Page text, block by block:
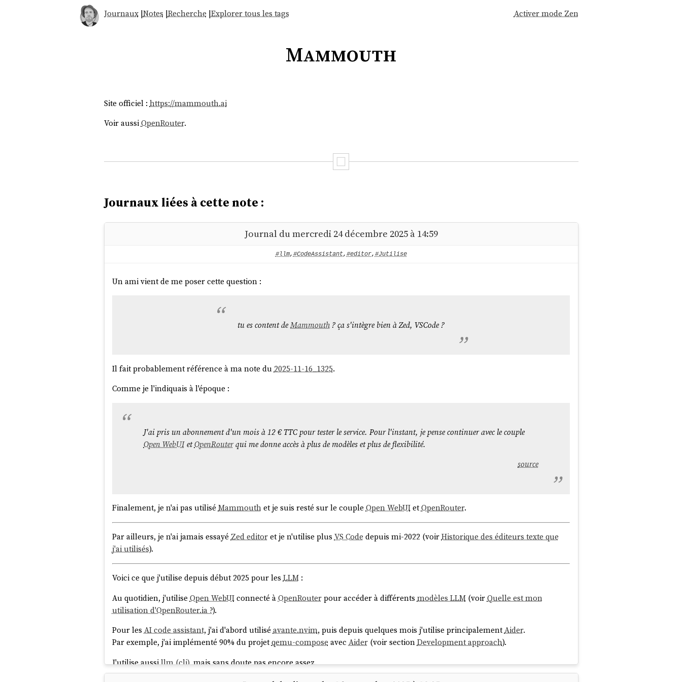
Journaux|Notes |Recherche |Explorer tous les tags Activer mode Zen
Mammouth
Site officiel : https://mammouth.ai
Voir aussiOpenRouter.
Journaux liées à cette note :
Journal du mercredi 24 décembre 2025 à 14:59
#llm, #CodeAssistant, #editor, #Jutilise
Un ami vient de me poser cette question :
tu es content deMammouth ? ça s'intègre bien à Zed, VSCode ?
Il fait probablement référence à ma note du 2025-11-16_1325.
Comme je l'indiquais à l'époque :
J'ai pris un abonnement d'un mois à 12 € TTC pour tester le service. Pour l'instant, je pense continuer avec le couple
Open WebUIetOpenRouterqui me donne accès à plus de modèles et plus de flexibilité.
source
Finalement, je n'ai pas utiliséMammouthet je suis resté sur le coupleOpen WebUIetOpenRouter.
Par ailleurs, je n'ai jamais essayéZed editoret je n'utilise plusVS Code depuis mi-2022 (voirHistorique des éditeurs texte que
j'ai utilisés).
Voici ce que j'utilise depuis début 2025 pour lesLLM:
Au quotidien, j'utilise Open WebUIconnecté àOpenRouterpour accéder à différents modèles LLM(voirQuelle est mon
utilisation d'OpenRouter.ia ?).
Pour lesAI code assistant, j'ai d'abord utiliséavante.nvim, puis depuis quelques mois j'utilise principalementAider.
Par exemple, j'ai implémenté 90% du projetqemu-compose avecAider(voir sectionDevelopment approach).
J'utilise aussillm (cli), mais sans doute pas encore assez.